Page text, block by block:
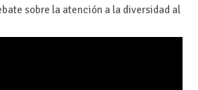
sobre la atención a la diversidad al